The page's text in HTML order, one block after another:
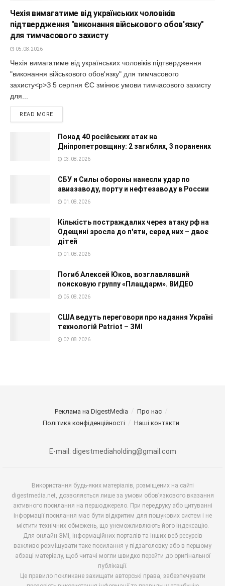
Чехія вимагатиме від українських чоловіків
підтвердження "виконання військового обов'язку"
для тимчасового захисту
05.08.2026
Чехія вимагатиме від українських чоловіків підтвердження
"виконання військового обов'язку" для тимчасового
захисту<p>З 5 серпня ЄС змінює умови тимчасового захисту
для...
READ MORE
Понад 40 російських атак на
Дніпропетровщину: 2 загиблих, 3 поранених
03.08.2026
СБУ и Силы обороны нанесли удар по
авиазаводу, порту и нефтезаводу в России
01.08.2026
Кількість постраждалих через атаку рф на
Одещині зросла до п'яти, серед них – двоє
дітей
01.08.2026
Погиб Алексей Юков, возглавлявший
поисковую группу «Плацдарм». ВИДЕО
05.08.2026
США ведуть переговори про надання Україні
технологій Patriot – ЗМІ
02.08.2026
Реклама на DigestMedia
Про нас
Політика конфіденційності
Наші контакти
E-mail: digestmediaholding@gmail.com
Використання будь-яких матеріалів, розміщених на сайті
digestmedia.net, дозволяється лише за умови обов’язкового вказання
активного посилання на першоджерело. При передруку або цитуванні
інформації посилання має бути відкритим для пошукових систем і не
містити технічних обмежень, що унеможливлюють його індексацію.
Для онлайн-ЗМІ, інформаційних порталів та інших веб-ресурсів
важливо розміщувати таке посилання у підзаголовку або в першому
абзаці матеріалу, щоб читачі могли швидко перейти до оригінальної
публікації.
Це правило покликане захищати авторські права, забезпечувати